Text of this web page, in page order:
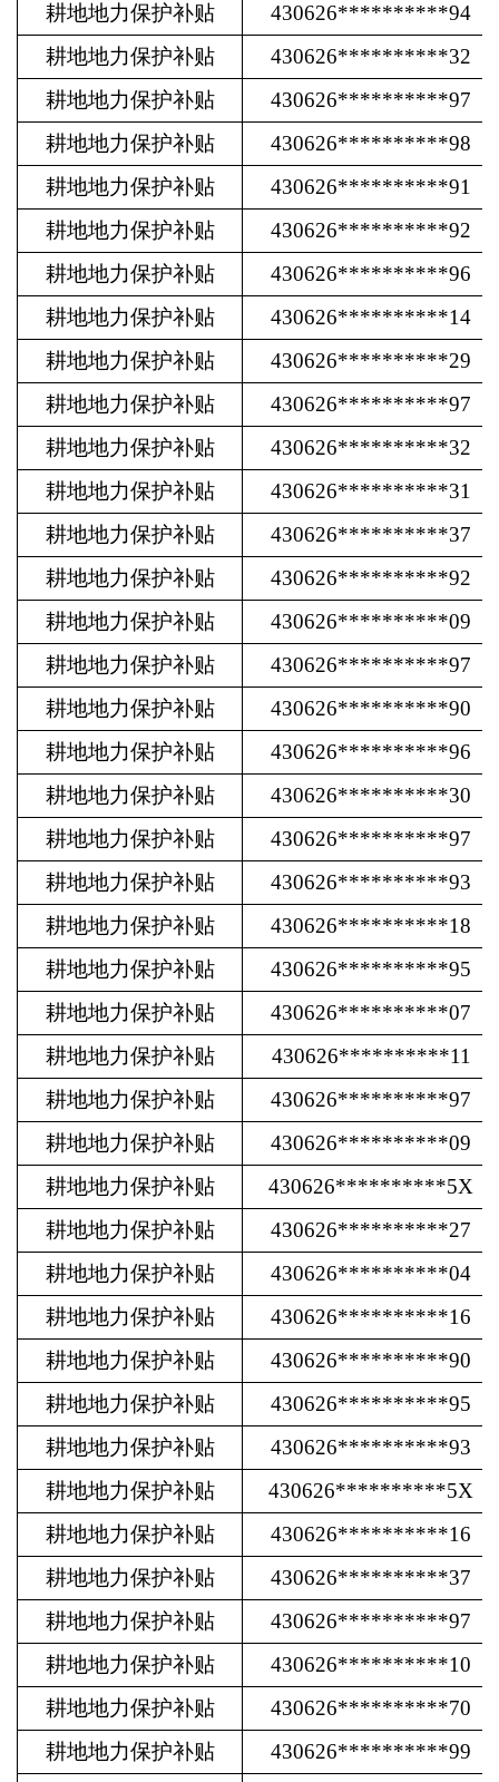
耕地地力保护补贴
430626**********94
耕地地力保护补贴
430626**********32
耕地地力保护补贴
430626**********97
耕地地力保护补贴
430626**********98
耕地地力保护补贴
430626**********91
耕地地力保护补贴
430626**********92
耕地地力保护补贴
430626**********96
耕地地力保护补贴
430626**********14
耕地地力保护补贴
430626**********29
耕地地力保护补贴
430626**********97
耕地地力保护补贴
430626**********32
耕地地力保护补贴
430626**********31
耕地地力保护补贴
430626**********37
耕地地力保护补贴
430626**********92
耕地地力保护补贴
430626**********09
耕地地力保护补贴
430626**********97
耕地地力保护补贴
430626**********90
耕地地力保护补贴
430626**********96
耕地地力保护补贴
430626**********30
耕地地力保护补贴
430626**********97
耕地地力保护补贴
430626**********93
耕地地力保护补贴
430626**********18
耕地地力保护补贴
430626**********95
耕地地力保护补贴
430626**********07
耕地地力保护补贴
430626**********11
耕地地力保护补贴
430626**********97
耕地地力保护补贴
430626**********09
耕地地力保护补贴
430626**********5X
耕地地力保护补贴
430626**********27
耕地地力保护补贴
430626**********04
耕地地力保护补贴
430626**********16
耕地地力保护补贴
430626**********90
耕地地力保护补贴
430626**********95
耕地地力保护补贴
430626**********93
耕地地力保护补贴
430626**********5X
耕地地力保护补贴
430626**********16
耕地地力保护补贴
430626**********37
耕地地力保护补贴
430626**********97
耕地地力保护补贴
430626**********10
耕地地力保护补贴
430626**********70
耕地地力保护补贴
430626**********99